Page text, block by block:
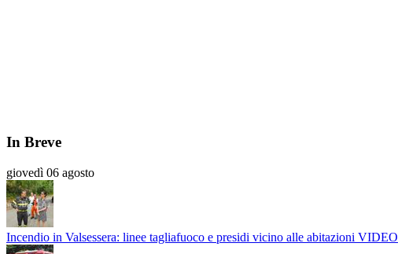
In Breve
giovedì 06 agosto
Incendio in Valsessera: linee tagliafuoco e presidi vicino alle abitazioni VIDEO